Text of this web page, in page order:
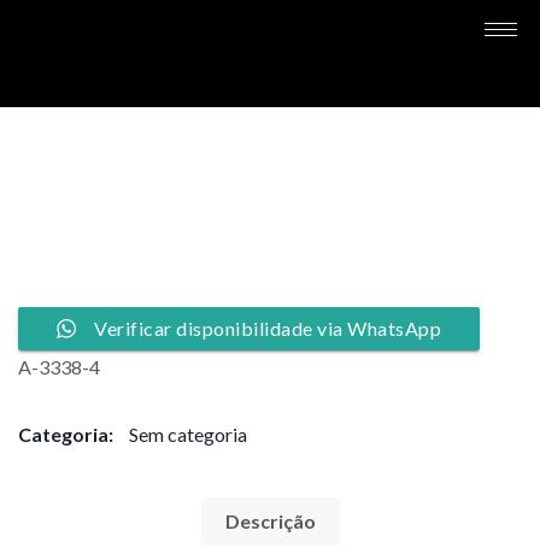
Verificar disponibilidade via WhatsApp
A-3338-4
Categoria: Sem categoria
Descrição